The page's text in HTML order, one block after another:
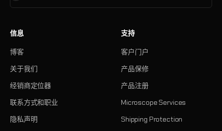
信息
博客
关于我们
经销商定位器
联系方式和职业
隐私声明
支持
客户门户
产品保修
产品注册
Microscope Services
Shipping Protection